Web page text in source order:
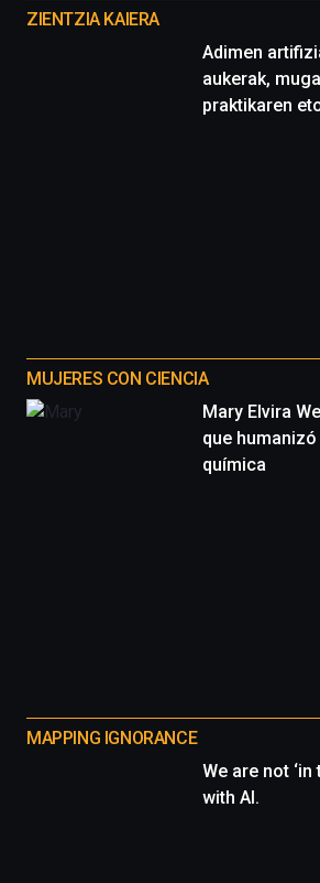
proyectos
ZIENTZIA KAIERA
Adimen
aukerak,
praktikaren
MUJERES CON CIENCIA
Mary Elvira
que
química
MAPPING IGNORANCE
We are not ‘in
with AI.